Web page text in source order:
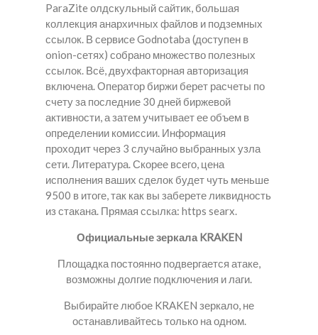
ParaZite олдскульный сайтик, большая
коллекция анархичных файлов и подземных
ссылок. В сервисе Godnotaba (доступен в
onion-сетях) собрано множество полезных
ссылок. Всё, двухфакторная авторизация
включена. Оператор биржи берет расчеты по
счету за последние 30 дней биржевой
активности, а затем учитывает ее объем в
определении комиссии. Информация
проходит через 3 случайно выбранных узла
сети. Литература. Скорее всего, цена
исполнения ваших сделок будет чуть меньше
9500 в итоге, так как вы заберете ликвидность
из стакана. Прямая ссылка: https searx.
Официальные зеркала KRAKEN
Площадка постоянно подвергается атаке,
возможны долгие подключения и лаги.
Выбирайте любое KRAKEN зеркало, не
останавливайтесь только на одном.